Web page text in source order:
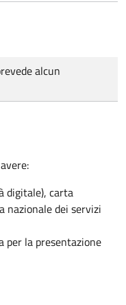
alcun
digitale), carta
nazionale dei servizi
per la presentazione